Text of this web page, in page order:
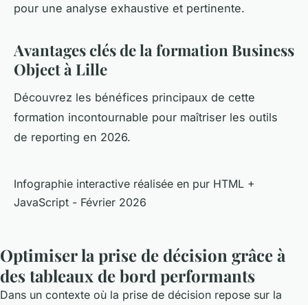
pour une analyse exhaustive et pertinente.
Avantages clés de la formation Business
Object à Lille
Découvrez les bénéfices principaux de cette
formation incontournable pour maîtriser les outils
de reporting en 2026.
Infographie interactive réalisée en pur HTML +
JavaScript - Février 2026
Optimiser la prise de décision grâce à
des tableaux de bord performants
Dans un contexte où la prise de décision repose sur la